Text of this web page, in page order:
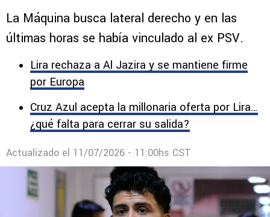
La Máquina busca lateral derecho y en las
últimas horas se había vinculado al ex PSV.
Lira rechaza a Al Jazira y se mantiene firme
por Europa
Cruz Azul acepta la millonaria oferta por Lira…
¿qué falta para cerrar su salida?
Actualizado el 11/07/2026 - 11:00hs CST